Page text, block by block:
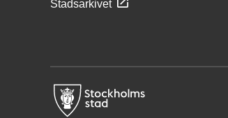
Stadsarkivet